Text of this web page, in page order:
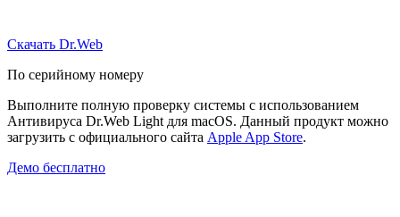
Скачать Dr.Web
По серийному номеру
Выполните полную проверку системы с использованием
Антивируса Dr.Web Light для macOS. Данный продукт можно
загрузить с официального сайта Apple App Store.
Демо бесплатно